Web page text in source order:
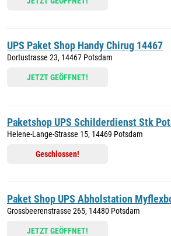
UPS Paket Shop Handy Chirug 14467
Dortustrasse 23, 14467 Potsdam
JETZT GEÖFFNET!
Paketshop UPS Schilderdienst Stk
Helene-Lange-Strasse 15, 14469 Potsdam
Geschlossen!
Paket Shop UPS Abholstation
Grossbeerenstrasse 265, 14480 Potsdam
JETZT GEÖFFNET!